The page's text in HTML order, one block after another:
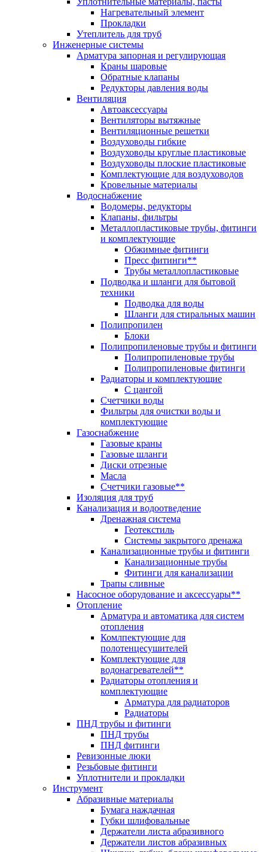
Нагревательный элемент
Прокладки
Утеплитель для труб
Инженерные системы
Арматура запорная и регулирующая
Краны шаровые
Обратные клапаны
Редукторы давления воды
Вентиляция
Автоаксессуары
Вентиляторы вытяжные
Вентиляционные решетки
Воздуховоды гибкие
Воздуховоды круглые пластиковые
Воздуховоды плоские пластиковые
Комплектующие для воздуховодов
Кровельные материалы
Водоснабжение
Водомеры, редукторы
Клапаны, фильтры
Металлопластиковые трубы, фитинги
и комплектующие
Обжимные фитинги
Пресс фитинги**
Трубы металлопластиковые
Подводка и шланги для бытовой
техники
Подводка для воды
Шланги для стиральных машин
Полипропилен
Блоки
Полипропиленовые трубы и фитинги
Полипропиленовые трубы
Полипропиленовые фитинги
Радиаторы и комплектующие
С цангой
Счетчики воды
Фильтры для очистки воды и
комплектующие
Газоснабжение
Газовые краны
Газовые шланги
Диски отрезные
Масла
Счетчики газовые**
Изоляция для труб
Канализация и водоотведение
Дренажная система
Геотекстиль
Системы закрытого дренажа
Канализационные трубы и фитинги
Канализационные трубы
Фитинги для канализации
Трапы сливные
Насосное оборудование и аксессуары**
Отопление
Арматура и автоматика для систем
отопления
Комлпектующие для
полотенцесушителей
Комплектующие для
водонагревателей**
Радиаторы отопления и
комплектующие
Арматура для радиаторов
Радиаторы
ПНД трубы и фитинги
ПНД трубы
ПНД фитинги
Ревизонные люки
Резьбовые фитинги
Уплотнители и прокладки
Инструмент
Абразивные материалы
Бумага наждачная
Губки шлифовальные
Держатели листа абразивного
Держатели листов абразивных